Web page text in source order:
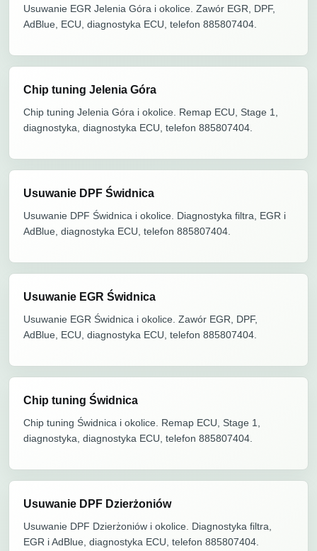
Usuwanie EGR Jelenia Góra i okolice. Zawór EGR, DPF,
AdBlue, ECU, diagnostyka ECU, telefon 885807404.
Chip tuning Jelenia Góra
Chip tuning Jelenia Góra i okolice. Remap ECU, Stage 1,
diagnostyka, diagnostyka ECU, telefon 885807404.
Usuwanie DPF Świdnica
Usuwanie DPF Świdnica i okolice. Diagnostyka filtra, EGR i
AdBlue, diagnostyka ECU, telefon 885807404.
Usuwanie EGR Świdnica
Usuwanie EGR Świdnica i okolice. Zawór EGR, DPF,
AdBlue, ECU, diagnostyka ECU, telefon 885807404.
Chip tuning Świdnica
Chip tuning Świdnica i okolice. Remap ECU, Stage 1,
diagnostyka, diagnostyka ECU, telefon 885807404.
Usuwanie DPF Dzierżoniów
Usuwanie DPF Dzierżoniów i okolice. Diagnostyka filtra,
EGR i AdBlue, diagnostyka ECU, telefon 885807404.